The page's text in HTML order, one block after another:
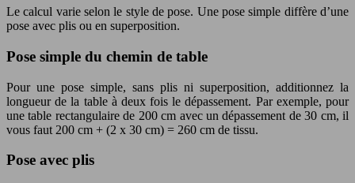
Le calcul varie selon le style de pose. Une pose simple diffère d’une
pose avec plis ou en superposition.
Pose simple du chemin de table
Pour une pose simple, sans plis ni superposition, additionnez la
longueur de la table à deux fois le dépassement. Par exemple, pour
une table rectangulaire de 200 cm avec un dépassement de 30 cm, il
vous faut 200 cm + (2 x 30 cm) = 260 cm de tissu.
Pose avec plis